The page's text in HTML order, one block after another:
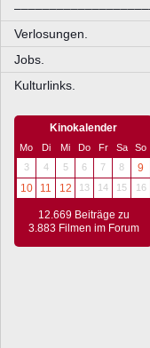
Verlosungen.
Jobs.
Kulturlinks.
Kinokalender
Mo Di Mi Do Fr Sa
So
3
4 5 6 7 8
9
10
11 12 13 14 15 16
12.669 Beiträge zu
3.883 Filmen im Forum